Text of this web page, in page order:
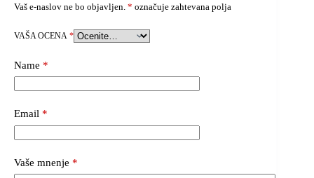
Vaš e-naslov ne bo objavljen. * označuje zahtevana polja
VAŠA OCENA *
Name *
Email *
Vaše mnenje *